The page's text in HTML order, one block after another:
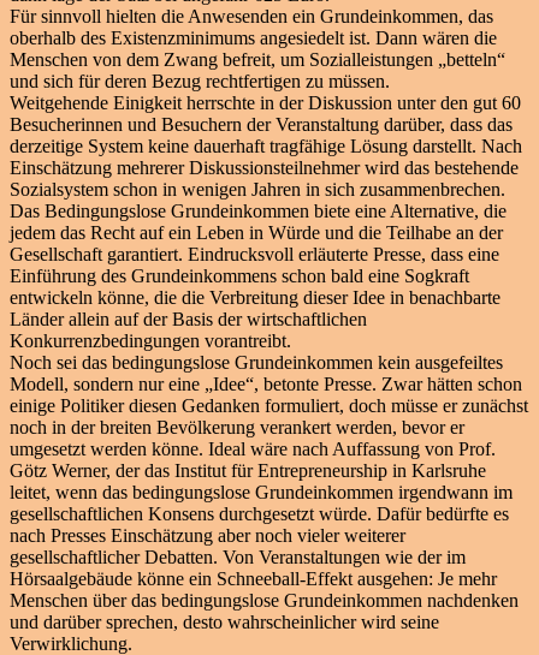
Für sinnvoll hielten die Anwesenden ein Grundeinkommen, das
oberhalb des Existenzminimums angesiedelt ist. Dann wären die
Menschen von dem Zwang befreit, um Sozialleistungen „betteln“
und sich für deren Bezug rechtfertigen zu müssen.
Weitgehende Einigkeit herrschte in der Diskussion unter den gut 60
Besucherinnen und Besuchern der Veranstaltung darüber, dass das
derzeitige System keine dauerhaft tragfähige Lösung darstellt. Nach
Einschätzung mehrerer Diskussionsteilnehmer wird das bestehende
Sozialsystem schon in wenigen Jahren in sich zusammenbrechen.
Das Bedingungslose Grundeinkommen biete eine Alternative, die
jedem das Recht auf ein Leben in Würde und die Teilhabe an der
Gesellschaft garantiert. Eindrucksvoll erläuterte Presse, dass eine
Einführung des Grundeinkommens schon bald eine Sogkraft
entwickeln könne, die die Verbreitung dieser Idee in benachbarte
Länder allein auf der Basis der wirtschaftlichen
Konkurrenzbedingungen vorantreibt.
Noch sei das bedingungslose Grundeinkommen kein ausgefeiltes
Modell, sondern nur eine „Idee“, betonte Presse. Zwar hätten schon
einige Politiker diesen Gedanken formuliert, doch müsse er zunächst
noch in der breiten Bevölkerung verankert werden, bevor er
umgesetzt werden könne. Ideal wäre nach Auffassung von Prof.
Götz Werner, der das Institut für Entrepreneurship in Karlsruhe
leitet, wenn das bedingungslose Grundeinkommen irgendwann im
gesellschaftlichen Konsens durchgesetzt würde. Dafür bedürfte es
nach Presses Einschätzung aber noch vieler weiterer
gesellschaftlicher Debatten. Von Veranstaltungen wie der im
Hörsaalgebäude könne ein Schneeball-Effekt ausgehen: Je mehr
Menschen über das bedingungslose Grundeinkommen nachdenken
und darüber sprechen, desto wahrscheinlicher wird seine
Verwirklichung.